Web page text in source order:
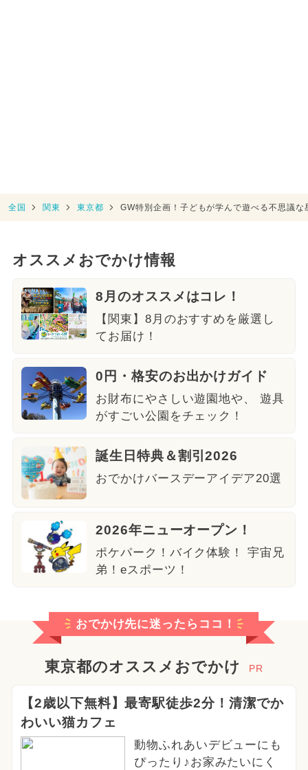
全国 関東 東京都 GW特別企画！子どもが学んで遊べる不思議な
オススメおでかけ情報
8月のオススメはコレ！
【関東】8月のおすすめを厳選し
てお届け！
0円・格安のお出かけガイド
お財布にやさしい遊園地や、 遊具
がすごい公園をチェック！
誕生日特典＆割引2026
おでかけバースデーアイデア20選
2026年ニューオープン！
ポケパーク！バイク体験！ 宇宙兄
弟！eスポーツ！
おでかけ先に迷ったらココ！
東京都のオススメおでかけ PR
【2歳以下無料】最寄駅徒歩2分！清潔でか
わいい猫カフェ
動物ふれあいデビューにも
ぴったり♪お家みたいにく